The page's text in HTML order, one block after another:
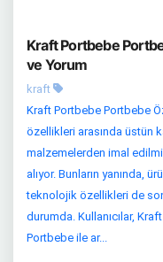
Kraft Portbebe
ve Yorum
kraft
Kraft Portbebe Portbebe
özellikleri arasında üstün
malzemelerden imal
alıyor. Bunların yanında,
teknolojik özellikleri de
durumda. Kullanıcılar,
Portbebe ile ar...